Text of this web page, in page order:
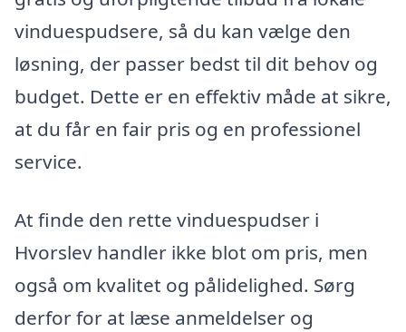
vinduespudsere, så du kan vælge den
løsning, der passer bedst til dit behov og
budget. Dette er en effektiv måde at sikre,
at du får en fair pris og en professionel
service.
At finde den rette vinduespudser i
Hvorslev handler ikke blot om pris, men
også om kvalitet og pålidelighed. Sørg
derfor for at læse anmeldelser og